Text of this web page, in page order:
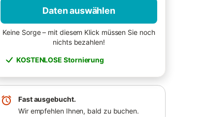
Daten auswählen
Keine Sorge – mit diesem Klick müssen Sie noch
nichts bezahlen!
KOSTENLOSE Stornierung
Fast ausgebucht.
Wir empfehlen Ihnen, bald zu buchen.